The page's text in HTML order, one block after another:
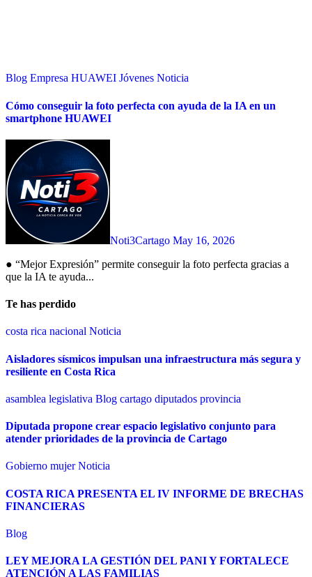
Blog Empresa HUAWEI Jóvenes Noticia
Cómo conseguir la foto perfecta con ayuda de la IA en un
smartphone HUAWEI
Noti3Cartago May 16, 2026
● “Mejor Expresión” permite conseguir la foto perfecta gracias a
que la IA te ayuda...
Te has perdido
costa rica nacional Noticia
Aisladores sísmicos impulsan una infraestructura más segura y
resiliente en Costa Rica
asamblea legislativa Blog cartago diputados provincia
Diputada propone crear espacio legislativo conjunto para
atender prioridades de la provincia de Cartago
Gobierno mujerNoticia
COSTA RICA PRESENTA EL IV INFORME DE BRECHAS
FINANCIERAS
Blog
LEY MEJORA LA GESTIÓN DEL PANI Y FORTALECE
ATENCIÓN A LAS FAMILIAS